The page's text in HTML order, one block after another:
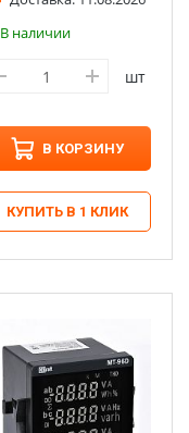
В наличии
шт
В КОРЗИНУ
КУПИТЬ В 1 КЛИК